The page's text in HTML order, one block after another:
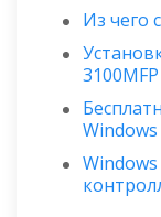
Из чего
Windows